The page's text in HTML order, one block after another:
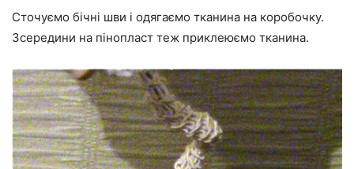
Сточуємо бічні шви і одягаємо тканина на коробочку.
Зсередини на пінопласт теж приклеюємо тканина.